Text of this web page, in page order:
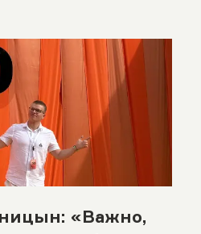
«Важно,